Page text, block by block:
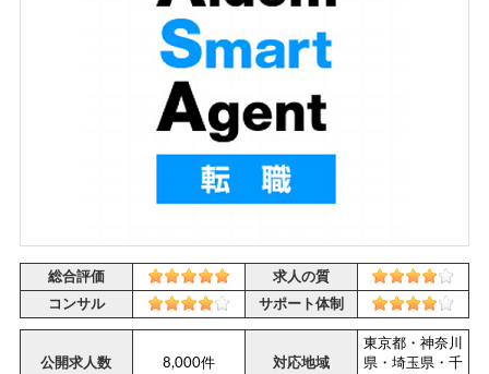
総合評価
求人の質
コンサル
サポート体制
公開求人数 8,000件 対応地域
東京都・神奈川
県・埼玉県・千